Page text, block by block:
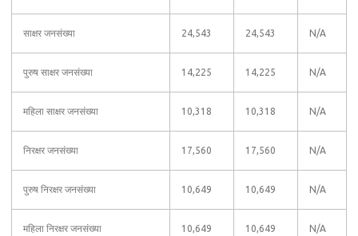
साक्षर जनसंख्या 24,543 24,543 N/A
पुरुष साक्षर जनसंख्या 14,225 14,225 N/A
महिला साक्षर जनसंख्या 10,318 10,318 N/A
निरक्षर जनसंख्या 17,560 17,560 N/A
पुरुष निरक्षर जनसंख्या 10,649 10,649 N/A
महिला निरक्षर जनसंख्या 10,649 10,649 N/A